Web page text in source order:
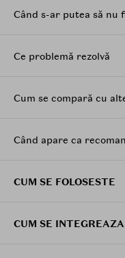
Lasa pielea
Ofera o
pielii.
Potrivit pentru
Masati pana la
Când s-ar putea să nu
Ce problemă rezolvă
Cum se compară cu
Când apare ca
CUM SE FOLOSESTE
CUM SE